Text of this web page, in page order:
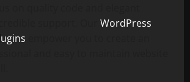
WordPress